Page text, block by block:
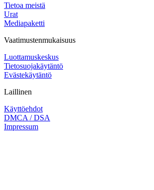
Tietoa meistä
Urat
Mediapaketti
Vaatimustenmukaisuus
Luottamuskeskus
Tietosuojakäytäntö
Evästekäytäntö
Laillinen
Käyttöehdot
DMCA / DSA
Impressum